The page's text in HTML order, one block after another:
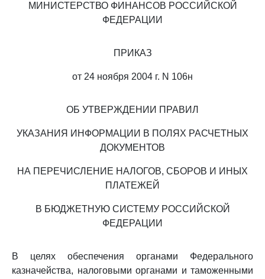
МИНИСТЕРСТВО ФИНАНСОВ РОССИЙСКОЙ
ФЕДЕРАЦИИ
ПРИКАЗ
от 24 ноября 2004 г. N 106н
ОБ УТВЕРЖДЕНИИ ПРАВИЛ
УКАЗАНИЯ ИНФОРМАЦИИ В ПОЛЯХ РАСЧЕТНЫХ
ДОКУМЕНТОВ
НА ПЕРЕЧИСЛЕНИЕ НАЛОГОВ, СБОРОВ И ИНЫХ
ПЛАТЕЖЕЙ
В БЮДЖЕТНУЮ СИСТЕМУ РОССИЙСКОЙ
ФЕДЕРАЦИИ
В целях обеспечения органами Федерального
казначейства, налоговыми органами и таможенными